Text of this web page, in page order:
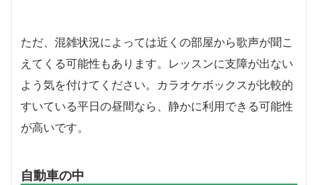
ただ、混雑状況によっては近くの部屋から歌声が聞こ
えてくる可能性もあります。レッスンに支障が出ない
よう気を付けてください。カラオケボックスが比較的
すいている平日の昼間なら、静かに利用できる可能性
が高いです。
自動車の中